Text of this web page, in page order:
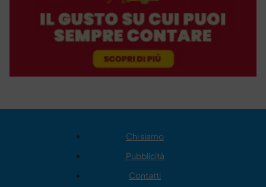
Chi siamo
Pubblicità
Contatti